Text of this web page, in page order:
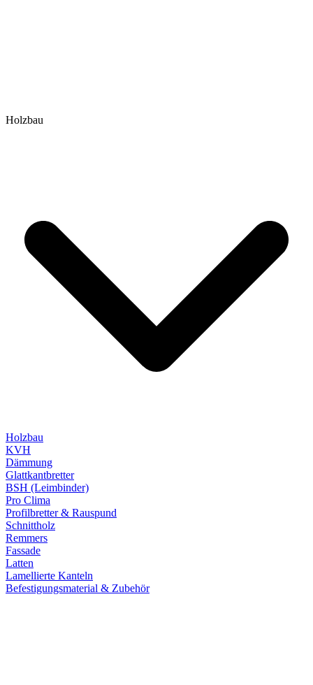
Holzbau
Holzbau
KVH
Dämmung
Glattkantbretter
BSH (Leimbinder)
Pro Clima
Profilbretter & Rauspund
Schnittholz
Remmers
Fassade
Latten
Lamellierte Kanteln
Befestigungsmaterial & Zubehör